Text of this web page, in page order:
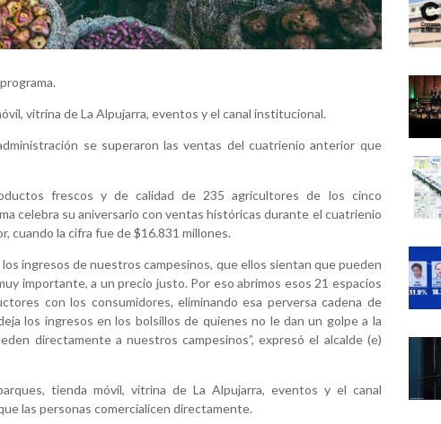
vitrina de La Alpujarra, eventos y el canal institucional.
se superaron las ventas del cuatrienio anterior que
frescos y de calidad de 235 agricultores de los cinco
celebra su aniversario con ventas históricas durante el cuatrienio
cuando la cifra fue de $16.831 millones.
ingresos de nuestros campesinos, que ellos sientan que pueden
importante, a un precio justo. Por eso abrimos esos 21 espacios
con los consumidores, eliminando esa perversa cadena de
los ingresos en los bolsillos de quienes no le dan un golpe a la
directamente a nuestros campesinos”, expresó el alcalde (e)
tienda móvil, vitrina de La Alpujarra, eventos y el canal
las personas comercialicen directamente.